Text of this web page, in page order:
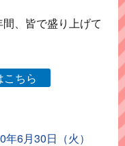
、皆で盛り上げて
ちら
6月30日（火）